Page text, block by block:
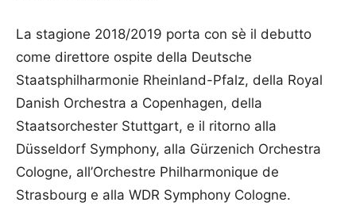
La stagione 2018/2019 porta con sè il debutto
come direttore ospite della Deutsche
Staatsphilharmonie Rheinland-Pfalz, della Royal
Danish Orchestra a Copenhagen, della
Staatsorchester Stuttgart, e il ritorno alla
Düsseldorf Symphony, alla Gürzenich Orchestra
Cologne, all’Orchestre Philharmonique de
Strasbourg e alla WDR Symphony Cologne.